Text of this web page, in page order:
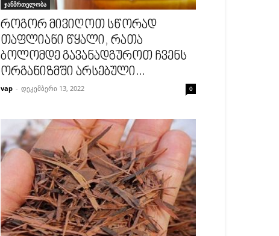
ჯანმრთელობა
როგორ მივიღოთ სწორად
თაფლიანი წყალი, რათა
ბოლომდე გავანადგუროთ ჩვენს
ორგანიზმში არსებული...
vap - დეკემბერი 13, 2022 0